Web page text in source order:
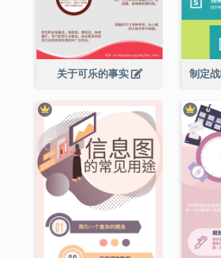
关于可乐的事实